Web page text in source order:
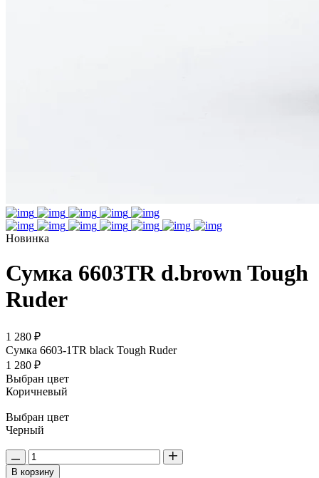
Новинка
Сумка 6603TR d.brown Tough
Ruder
1 280 ₽
Сумка 6603-1TR black Tough Ruder
1 280 ₽
Выбран цвет
Коричневый
Выбран цвет
Черный
В корзину